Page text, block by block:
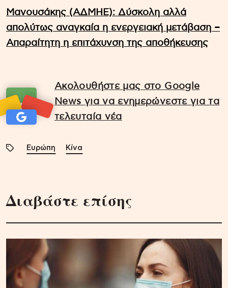
Μανουσάκης (ΑΔΜΗΕ): Δύσκολη αλλά
απολύτως αναγκαία η ενεργειακή μετάβαση –
Απαραίτητη η επιτάχυνση της αποθήκευσης
Ακολουθήστε μας στο Google
News για να ενημερώνεστε για τα
τελευταία νέα
Ευρώπη Κίνα
Διαβάστε επίσης